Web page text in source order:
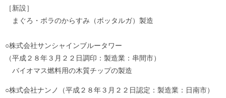
［新設］
まぐろ・ボラのからすみ（ボッタルガ）製造
○株式会社サンシャインブルータワー
（平成２８年３月２２日調印：製造業：串間市）
バイオマス燃料用の木質チップの製造
○株式会社ナンノ（平成２８年３月２２日認定：製造業：日南市）